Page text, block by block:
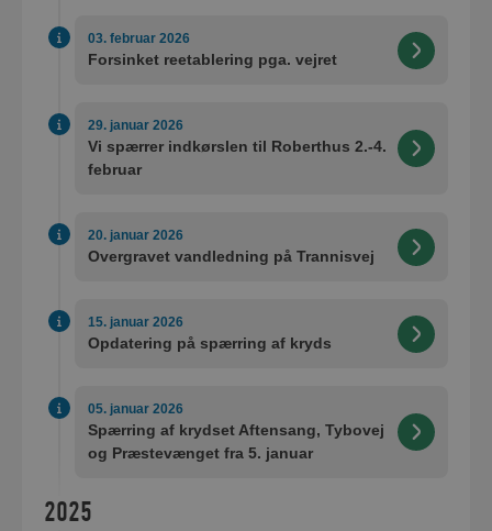
03. februar 2026
Forsinket reetablering pga. vejret
29. januar 2026
Vi spærrer indkørslen til Roberthus 2.-4.
februar
20. januar 2026
Overgravet vandledning på Trannisvej
15. januar 2026
Opdatering på spærring af kryds
05. januar 2026
Spærring af krydset Aftensang, Tybovej
og Præstevænget fra 5. januar
2025